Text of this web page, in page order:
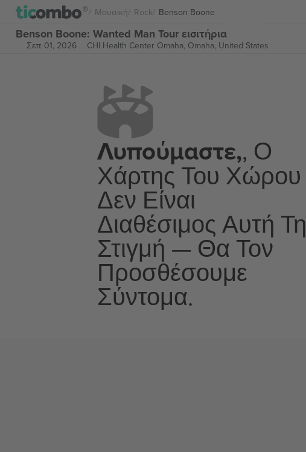
Μουσική Rock Benson Boone
Benson Boone: Wanted Man Tour εισιτήρια
Σεπ 01, 2026 CHI Health Center Omaha, Omaha, United States
Λυπούμαστε,, Ο
Χάρτης Του Χώρου
Δεν Είναι
Διαθέσιμος Αυτή Τη
Στιγμή — Θα Τον
Προσθέσουμε
Σύντομα.